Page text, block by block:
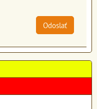
Odoslať